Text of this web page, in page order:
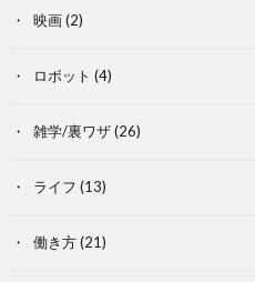
映画(2)
ロボット (4)
雑学/裏ワザ(26)
ライフ (13)
働き方(21)